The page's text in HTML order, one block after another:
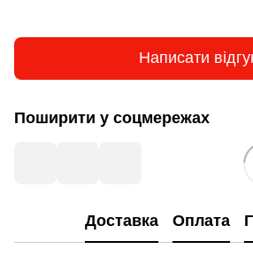
Написати
Поширити у соцмережах
Доставка Оплата